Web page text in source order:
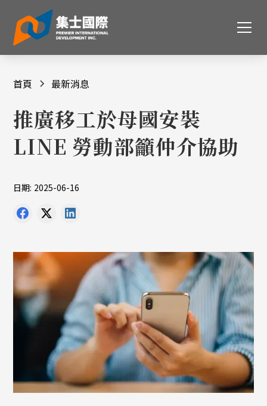
首頁 最新消息
推廣移工於母國安裝
LINE 勞動部籲仲介協助
日期: 2025-06-16